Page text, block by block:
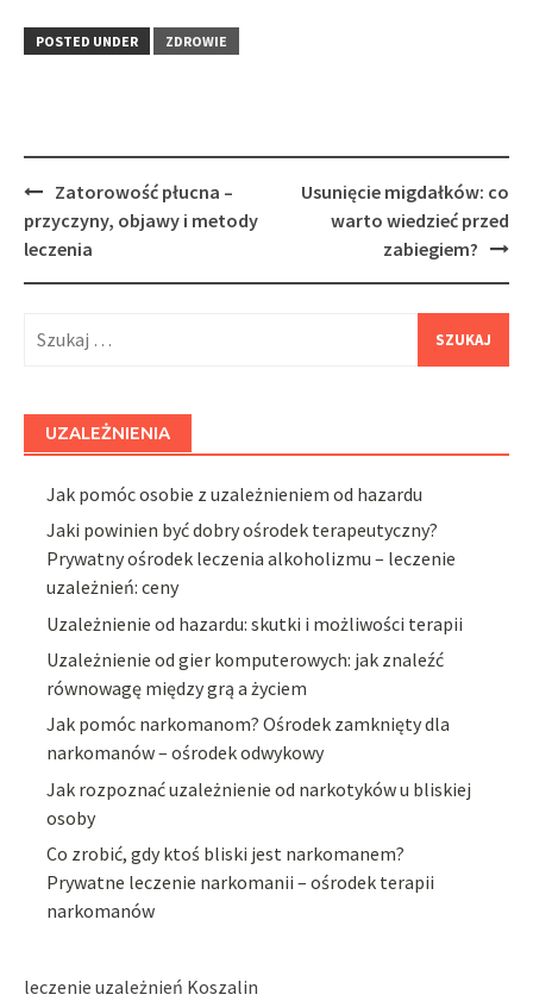
POSTED UNDER ZDROWIE
Post
navigation
Zatorowość płucna –
przyczyny, objawy i metody
leczenia
Usunięcie migdałków: co
warto wiedzieć przed
zabiegiem?
UZALEŻNIENIA
Jak pomóc osobie z uzależnieniem od hazardu
Jaki powinien być dobry ośrodek terapeutyczny?
Prywatny ośrodek leczenia alkoholizmu – leczenie
uzależnień: ceny
Uzależnienie od hazardu: skutki i możliwości terapii
Uzależnienie od gier komputerowych: jak znaleźć
równowagę między grą a życiem
Jak pomóc narkomanom? Ośrodek zamknięty dla
narkomanów – ośrodek odwykowy
Jak rozpoznać uzależnienie od narkotyków u bliskiej
osoby
Co zrobić, gdy ktoś bliski jest narkomanem?
Prywatne leczenie narkomanii – ośrodek terapii
narkomanów
leczenie uzależnień Koszalin